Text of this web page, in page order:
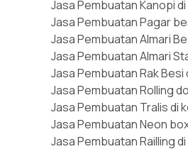
Jasa Pembuatan Kanopi
Jasa Pembuatan Pagar
Jasa Pembuatan Almari
Jasa Pembuatan Almari
Jasa Pembuatan Rak Besi
Jasa Pembuatan Rolling
Jasa Pembuatan Tralis di
Jasa Pembuatan Neon
Jasa Pembuatan Railling